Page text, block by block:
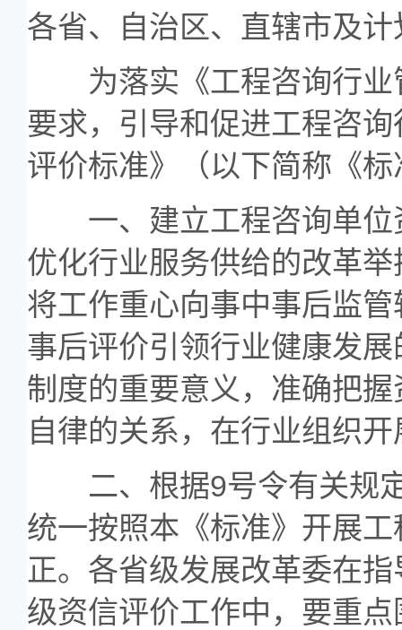
各省、自治区、直辖市及
为落实《工程咨询行业
要求，引导和促进工程咨
评价标准》（以下简称《
一、建立工程咨询单位
优化行业服务供给的改革
将工作重心向事中事后监
事后评价引领行业健康发
制度的重要意义，准确把
自律的关系，在行业组织
二、根据9号令有关规定
统一按照本《标准》开展
正。各省级发展改革委在
级资信评价工作中，要重